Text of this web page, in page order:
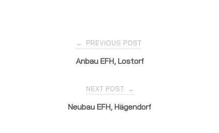
← PREVIOUS POST
Anbau EFH, Lostorf
NEXT POST →
Neubau EFH, Hägendorf